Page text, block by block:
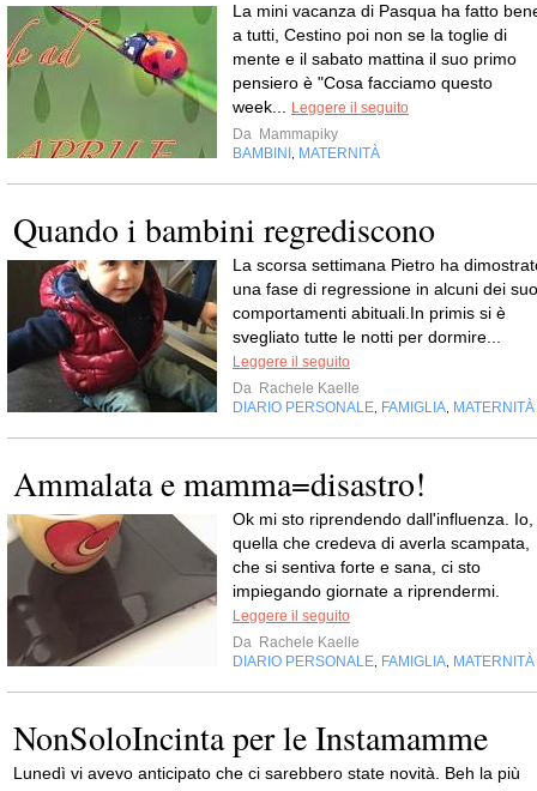
La mini vacanza di Pasqua ha fatto
a tutti, Cestino poi non se la toglie di
mente e il sabato mattina il suo primo
pensiero è "Cosa facciamo questo
week... Leggere il seguito
Da Mammapiky
BAMBINI , MATERNITÀ
Quando i bambini regrediscono
La scorsa settimana Pietro ha
una fase di regressione in alcuni dei
comportamenti abituali.In primis si è
svegliato tutte le notti per dormire...
Leggere il seguito
Da Rachele Kaelle
DIARIO PERSONALE, FAMIGLIA, MATERNITÀ
Ammalata e mamma=disastro!
Ok mi sto riprendendo dall'influenza. Io,
quella che credeva di averla scampata,
che si sentiva forte e sana, ci sto
impiegando giornate a riprendermi.
Leggere il seguito
Da Rachele Kaelle
DIARIO PERSONALE, FAMIGLIA, MATERNITÀ
NonSoloIncinta per le Instamamme
Lunedì vi avevo anticipato che ci sarebbero state novità. Beh la più